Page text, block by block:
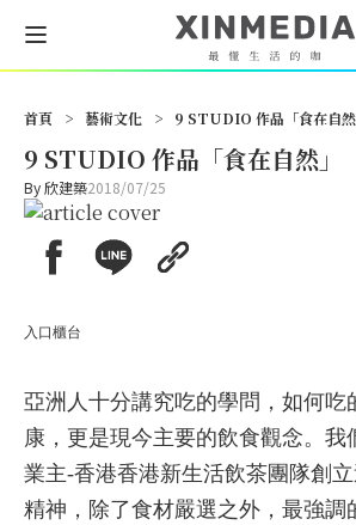
首頁 > 藝術文化 > 9 STUDIO 作品「食在自然
9 STUDIO 作品「食在自然」
By欣建築2018/07/25
入口櫃台
亞洲人十分講究吃的學問，如何吃
康，更是現今主要的飲食觀念。 我
業主-香港香港新生活飲茶團隊創
精神， 除了食材嚴選之外，最強調